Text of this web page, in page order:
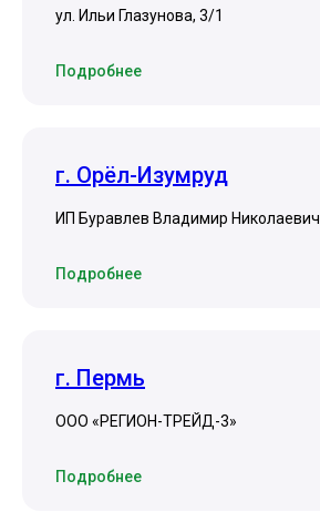
ул. Ильи Глазунова, 3/1
Подробнее
г. Орёл-Изумруд
ИП Буравлев Владимир Николаевич
Подробнее
г. Пермь
ООО «РЕГИОН-ТРЕЙД-3»
Подробнее